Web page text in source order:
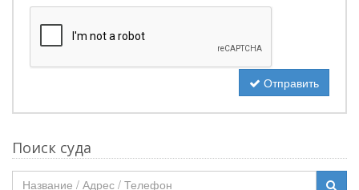
Отправить
Поиск суда